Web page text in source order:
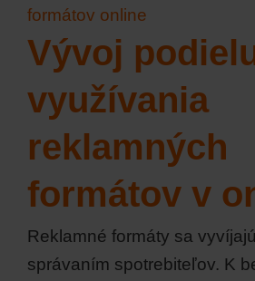
Vývoj
využívania
reklamných
formátov v
Reklamné formáty sa
správaním spotrebiteľov. K